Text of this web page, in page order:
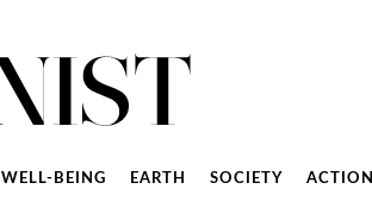
WELL-BEING EARTH SOCIETY ACTION